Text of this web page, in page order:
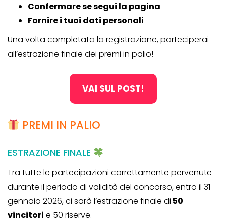
Confermare se segui la pagina
Fornire i tuoi dati personali
Una volta completata la registrazione, parteciperai
all’estrazione finale dei premi in palio!
VAI SUL POST!
PREMI IN PALIO
ESTRAZIONE FINALE
Tra tutte le partecipazioni correttamente pervenute
durante il periodo di validità del concorso, entro il 31
gennaio 2026, ci sarà l’estrazione finale di 50
vincitori e 50 riserve.